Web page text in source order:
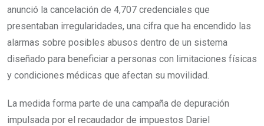
anunció la cancelación de 4,707 credenciales que
presentaban irregularidades, una cifra que ha encendido las
alarmas sobre posibles abusos dentro de un sistema
diseñado para beneficiar a personas con limitaciones físicas
y condiciones médicas que afectan su movilidad.
La medida forma parte de una campaña de depuración
impulsada por el recaudador de impuestos Dariel